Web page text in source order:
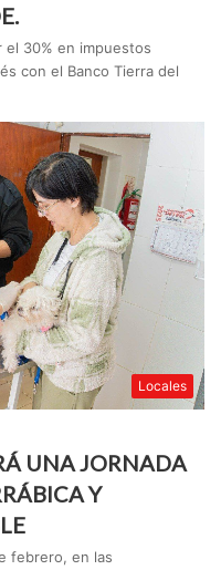
30% en impuestos
con el Banco Tierra del
Locales
UNA JORNADA
Y
febrero, en las